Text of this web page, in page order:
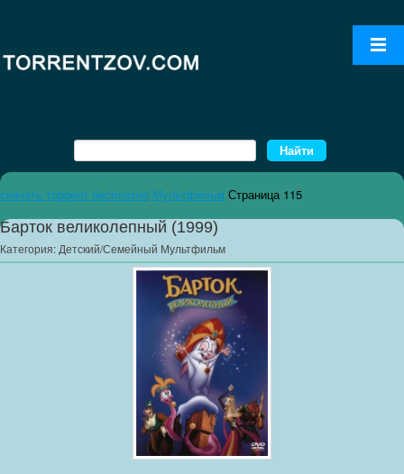
скачать торрент бесплатно Мультфильм Страница 115
Барток великолепный (1999)
Категория: Детский/Семейный Мультфильм